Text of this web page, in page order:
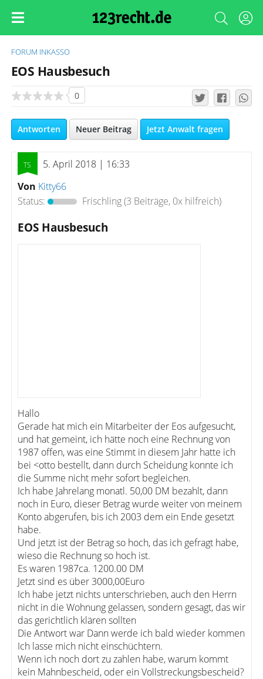
FORUM INKASSO
EOS Hausbesuch
0
Antworten Neuer Beitrag Jetzt Anwalt fragen
5. April 2018 | 16:33
Von Kitty66
Status:
Frischling(3 Beiträge, 0x hilfreich)
EOS Hausbesuch
Hallo
Gerade hat mich ein Mitarbeiter der Eos aufgesucht,
und hat gemeint, ich hätte noch eine Rechnung von
1987 offen, was eine Stimmt in diesem Jahr hatte ich
bei <otto bestellt, dann durch Scheidung konnte ich
die Summe nicht mehr sofort begleichen.
Ich habe Jahrelang monatl. 50,00 DM bezahlt, dann
noch in Euro, dieser Betrag wurde weiter von meinem
Konto abgerufen, bis ich 2003 dem ein Ende gesetzt
habe.
Und jetzt ist der Betrag so hoch, das ich gefragt habe,
wieso die Rechnung so hoch ist.
Es waren 1987ca. 1200.00 DM
Jetzt sind es über 3000,00Euro
Ich habe jetzt nichts unterschrieben, auch den Herrn
nicht in die Wohnung gelassen, sondern gesagt, das wir
das gerichtlich klären sollten
Die Antwort war Dann werde ich bald wieder kommen
Ich lasse mich nicht einschüchtern.
Wenn ich noch dort zu zahlen habe, warum kommt
kein Mahnbescheid, oder ein Vollstreckungsbescheid?